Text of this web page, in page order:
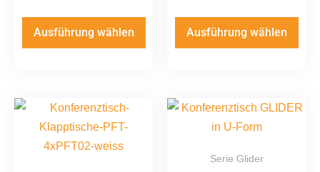
Ausführung wählen Ausführung wählen
Serie Glider